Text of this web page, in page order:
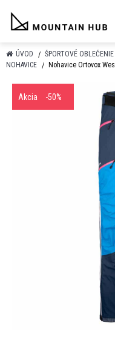
ÚVOD ŠPORTOVÉ OBLEČENIE
NOHAVICE
Nohavice Ortovox
Akcia -50%